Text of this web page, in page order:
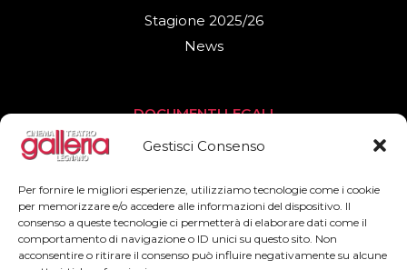
Gestisci Consenso
Per fornire le migliori esperienze, utilizziamo tecnologie come i cookie
per memorizzare e/o accedere alle informazioni del dispositivo. Il
consenso a queste tecnologie ci permetterà di elaborare dati come il
comportamento di navigazione o ID unici su questo sito. Non
acconsentire o ritirare il consenso può influire negativamente su alcune
Stagione 2025/26
News
DOCUMENTI LEGALI
Privacy Policy
SEGUICI
Facebook